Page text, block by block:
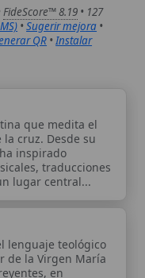
teológico
único
Comité
afirmaciones
actas